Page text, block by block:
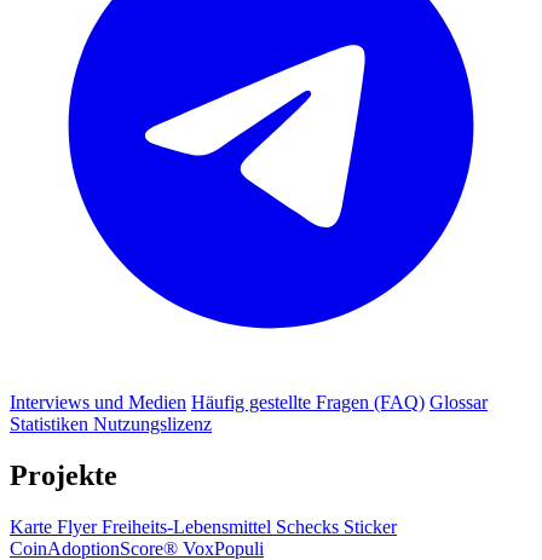
Interviews und Medien Häufig gestellte Fragen (FAQ) Glossar
Statistiken Nutzungslizenz
Projekte
Karte FlyerFreiheits-Lebensmittel Schecks Sticker
CoinAdoptionScore® VoxPopuli